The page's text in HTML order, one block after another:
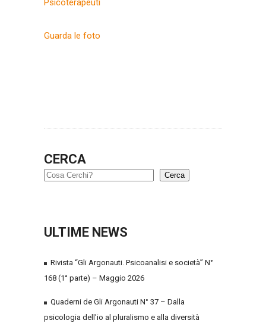
Psicoterapeuti
Guarda le foto
CERCA
Cerca
ULTIME NEWS
Rivista “Gli Argonauti. Psicoanalisi e società” N°
168 (1° parte) – Maggio 2026
Quaderni de Gli Argonauti N° 37 – Dalla
psicologia dell’io al pluralismo e alla diversità